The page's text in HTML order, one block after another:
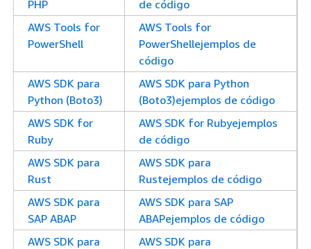
PHP
de código
AWS Tools for
PowerShell
AWS Tools for
PowerShellejemplos de
código
AWS SDK para
Python (Boto3)
AWS SDK para Python
(Boto3)ejemplos de código
AWS SDK for
Ruby
AWS SDK for Rubyejemplos
de código
AWS SDK para
Rust
AWS SDK para
Rustejemplos de código
AWS SDK para
SAP ABAP
AWS SDK para SAP
ABAPejemplos de código
AWS SDK para
AWS SDK para